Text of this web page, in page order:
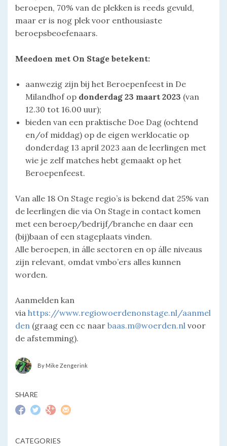
beroepen, 70% van de plekken is reeds gevuld,
maar er is nog plek voor enthousiaste
beroepsbeoefenaars.
Meedoen met On Stage betekent:
aanwezig zijn bij het Beroepenfeest in De
Milandhof op donderdag 23 maart 2023 (van
12.30 tot 16.00 uur);
bieden van een praktische Doe Dag (ochtend
en/of middag) op de eigen werklocatie op
donderdag 13 april 2023 aan de leerlingen met
wie je zelf matches hebt gemaakt op het
Beroepenfeest.
Van alle 18 On Stage regio’s is bekend dat 25% van
de leerlingen die via On Stage in contact komen
met een beroep/bedrijf/branche en daar een
(bij)baan of een stageplaats vinden.
Alle beroepen, in álle sectoren en op álle niveaus
zijn relevant, omdat vmbo’ers alles kunnen
worden.
Aanmelden kan
via https://www.regiowoerdenonstage.nl/aanmel
den (graag een cc naar baas.m@woerden.nl voor
de afstemming).
By Mike Zengerink
SHARE
CATEGORIES